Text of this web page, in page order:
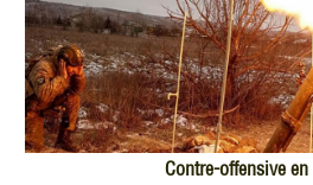
Contre-offensive